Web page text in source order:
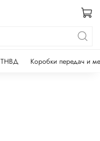
ТНВД Коробки передач и